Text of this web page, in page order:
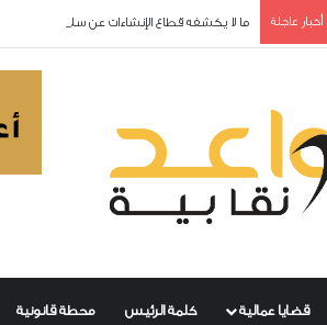
أخبار عاجلة ما لا يكشفه قطاع الإنشاءات عن سلامة العمال
قضايا عمالية كلمة الرئيس محطة قانونية